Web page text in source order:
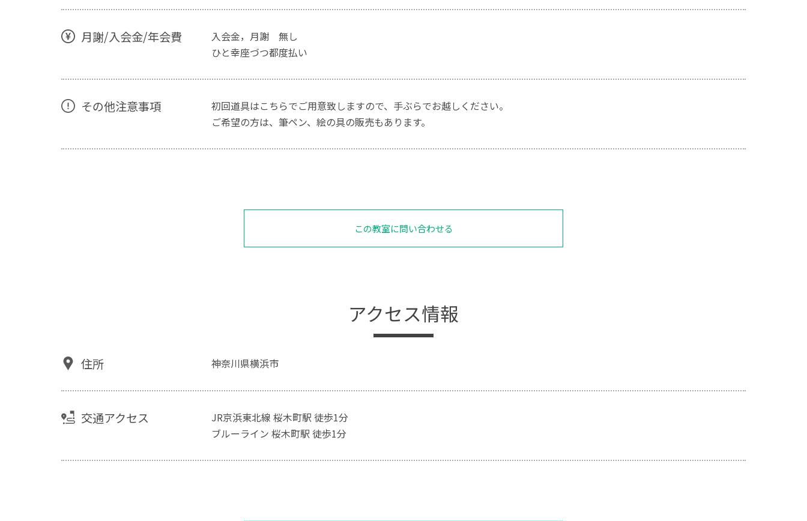
月謝/入会金/年会費
入会金，月謝 無し
ひと幸座づつ都度払い
その他注意事項
初回道具はこちらでご用意致しますので、手ぶらでお越しください。
ご希望の方は、筆ペン、絵の具の販売もあります。
この教室に問い合わせる
アクセス情報
住所 神奈川県横浜市
交通アクセス
JR京浜東北線 桜木町駅 徒歩1分
ブルーライン 桜木町駅 徒歩1分